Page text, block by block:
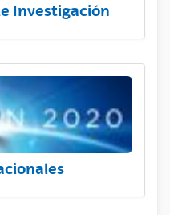
Investigación